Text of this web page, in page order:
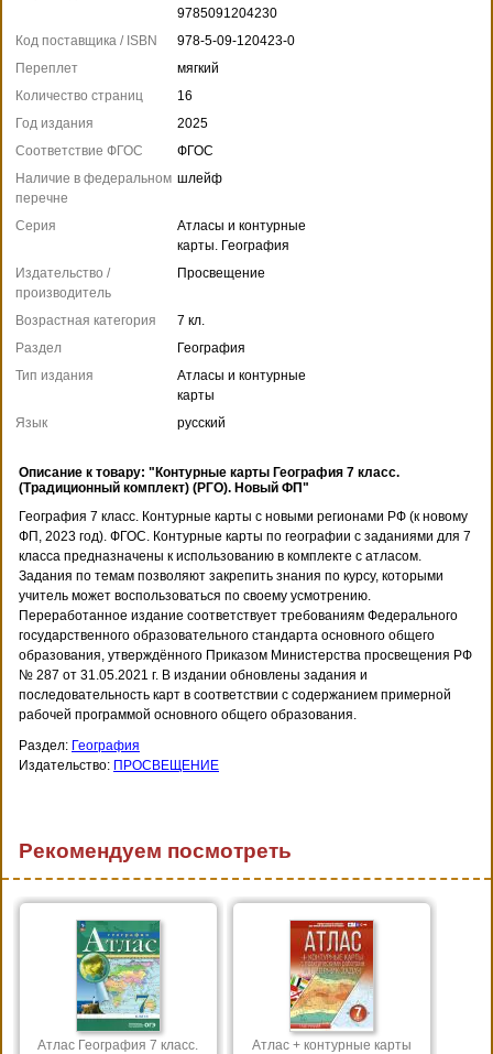
9785091204230
Код поставщика / ISBN
978-5-09-120423-0
Переплет
мягкий
Количество страниц
16
Год издания
2025
Соответствие ФГОС
ФГОС
Наличие в федеральном
перечне
шлейф
Серия
Атласы и контурные
карты. География
Издательство /
производитель
Просвещение
Возрастная категория
7 кл.
Раздел
География
Тип издания
Атласы и контурные
карты
Язык
русский
Описание к товару: "Контурные карты География 7 класс.
(Традиционный комплект) (РГО). Новый ФП"
География 7 класс. Контурные карты с новыми регионами РФ (к новому
ФП, 2023 год). ФГОС. Контурные карты по географии с заданиями для 7
класса предназначены к использованию в комплекте с атласом.
Задания по темам позволяют закрепить знания по курсу, которыми
учитель может воспользоваться по своему усмотрению.
Переработанное издание соответствует требованиям Федерального
государственного образовательного стандарта основного общего
образования, утверждённого Приказом Министерства просвещения РФ
№ 287 от 31.05.2021 г. В издании обновлены задания и
последовательность карт в соответствии с содержанием примерной
рабочей программой основного общего образования.
Раздел: География
Издательство: ПРОСВЕЩЕНИЕ
Рекомендуем посмотреть
Атлас География 7 класс.
Атлас + контурные карты